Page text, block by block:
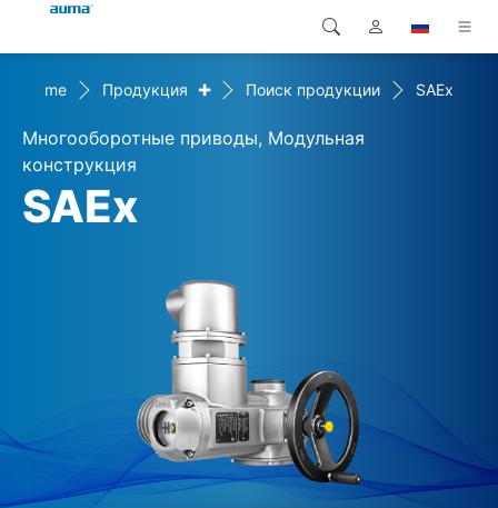
Продукция
Решения
Загрузки
Global
Европа
Азия и Тихий океан
Северная Америка
Поиск
Home Продукция + Поиск продукции SAEx
Многооборотные приводы, Модульная
конструкция
SAEx